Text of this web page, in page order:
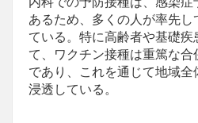
あるため、多くの人が率先
ている。特に高齢者や基礎疾
て、ワクチン接種は重篤な
であり、これを通じて地域
浸透している。